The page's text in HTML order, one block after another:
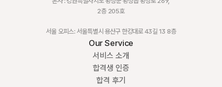
2층 205호
서울 오피스: 서울특별시 용산구 한강대로 43길 13 8층
Our Service
서비스 소개
합격생 인증
합격 후기